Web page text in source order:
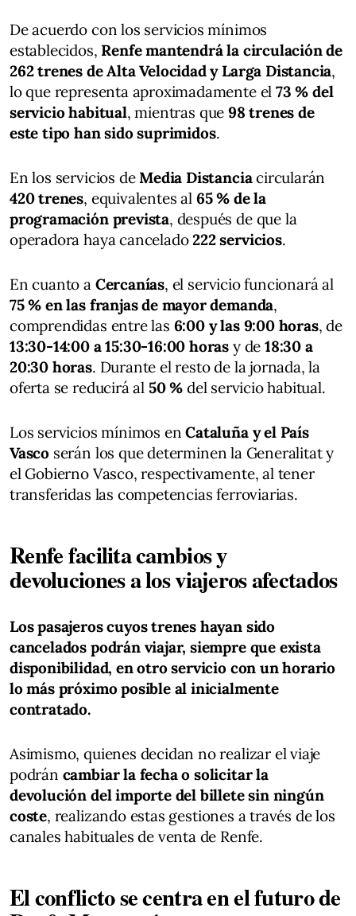
De acuerdo con los servicios mínimos
establecidos, Renfe mantendrá la circulación de
262 trenes de Alta Velocidad y Larga Distancia,
lo que representa aproximadamente el 73 % del
servicio habitual, mientras que 98 trenes de
este tipo han sido suprimidos.
En los servicios de Media Distanciacircularán
420 trenes, equivalentes al 65 % de la
programación prevista, después de que la
operadora haya cancelado222 servicios.
En cuanto a Cercanías, el servicio funcionará al
75 % en las franjas de mayor demanda,
comprendidas entre las 6:00 y las 9:00 horas, de
13:30-14:00 a 15:30-16:00 horas y de 18:30 a
20:30 horas. Durante el resto de la jornada, la
oferta se reducirá al 50 % del servicio habitual.
Los servicios mínimos enCataluña y el País
Vasco serán los que determinen la Generalitat y
el Gobierno Vasco, respectivamente, al tener
transferidas las competencias ferroviarias.
Renfe facilita cambios y
devoluciones a los viajeros afectados
Los pasajeros cuyos trenes hayan sido
cancelados podrán viajar, siempre que exista
disponibilidad, en otro servicio con un horario
lo más próximo posible al inicialmente
contratado.
Asimismo, quienes decidan no realizar el viaje
podrán cambiar la fecha o solicitar la
devolución del importe del billete sin ningún
coste, realizando estas gestiones a través de los
canales habituales de venta de Renfe.
El conflicto se centra en el futuro de